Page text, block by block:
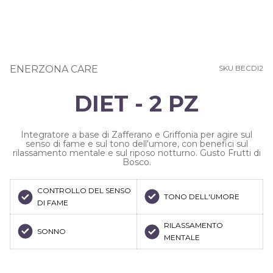
ENERZONA CARE SKU BECDI2
DIET - 2 PZ
Integratore a base di Zafferano e Griffonia per agire sul
senso di fame e sul tono dell'umore, con benefici sul
rilassamento mentale e sul riposo notturno. Gusto Frutti di
Bosco.
CONTROLLO DEL SENSO
DI FAME
TONO DELL'UMORE
SONNO
RILASSAMENTO
MENTALE